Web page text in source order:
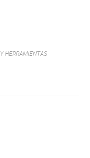
HERRAMIENTAS